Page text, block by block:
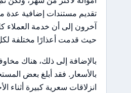
تقديم مستندات إضافية عدة
آخرون إلى أن خدمة العملاء
حيث قدمت أعذارًا مختلفة
بالإضافة إلى ذلك، هناك
بالأسعار. فقد أبلغ بعض
انزلاقات سعرية كبيرة أثناء